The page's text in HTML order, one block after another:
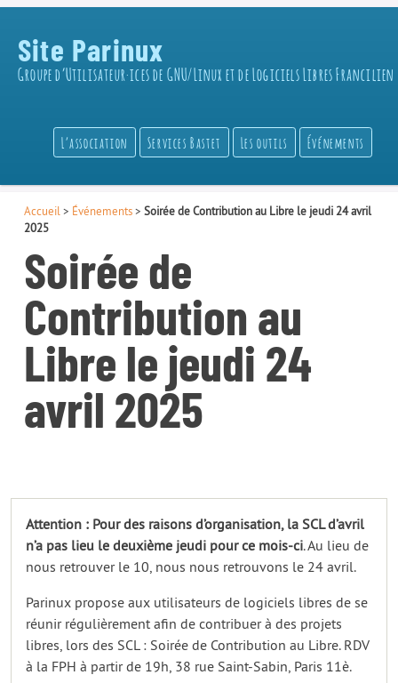
Site Parinux
Groupe d’Utilisateur·ices de GNU/Linux et de Logiciels Libres Francilien
L’association Services Bastet Les outils Événements
Accueil > Événements> Soirée de Contribution au Libre le jeudi 24 avril
2025
Soirée de
Contribution au
Libre le jeudi 24
avril 2025
Attention : Pour des raisons d’organisation, la SCL d’avril
n’a pas lieu le deuxième jeudi pour ce mois-ci. Au lieu de
nous retrouver le 10, nous nous retrouvons le 24 avril.
Parinux propose aux utilisateurs de logiciels libres de se
réunir régulièrement afin de contribuer à des projets
libres, lors des SCL : Soirée de Contribution au Libre. RDV
à la FPH à partir de 19h, 38 rue Saint-Sabin, Paris 11è.